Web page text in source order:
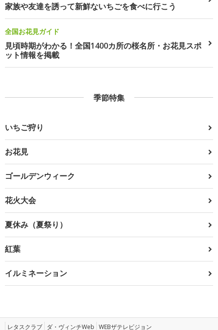
家族や友達を誘って新鮮ないちごを食べに行こう
全国お花見ガイド
見頃時期がわかる！全国1400カ所の桜名所・お花見スポ
ット情報を掲載
季節特集
いちご狩り
お花見
ゴールデンウィーク
花火大会
夏休み（夏祭り）
紅葉
イルミネーション
レタスクラブ ダ・ヴィンチWeb WEBザテレビジョン